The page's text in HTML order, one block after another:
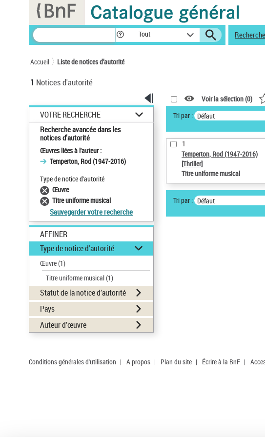
Tout
Accueil Liste de notices d’autorité
1 Notices d'autorité
VOTRE RECHERCHE
Recherche avancée dans les
notices d’autorité
Œuvres liées à l'auteur :
Temperton, Rod (1947-2016)
Type de notice d'autorité
Œuvre
Titre uniforme musical
Sauvegarder votre recherche
AFFINER
Type de notice d'autorité
Œuvre(1)
Titre uniforme musical(1)
Statut de la notice d’autorité
Pays
Auteur d’œuvre
Voir la sélection (0)
Tri par : Défaut
1
Temperton, Rod (1947-2016)
[Thriller]
Titre uniforme musical
Tri par : Défaut
Conditions générales d'utilisation | A propos | Plan du site | Écrire à la BnF |
Panneau de gestion des cookies